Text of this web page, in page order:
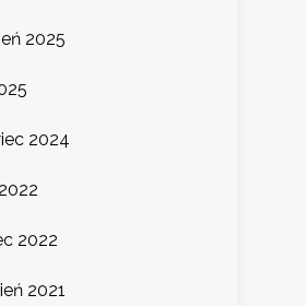
2025
2024
2022
2021